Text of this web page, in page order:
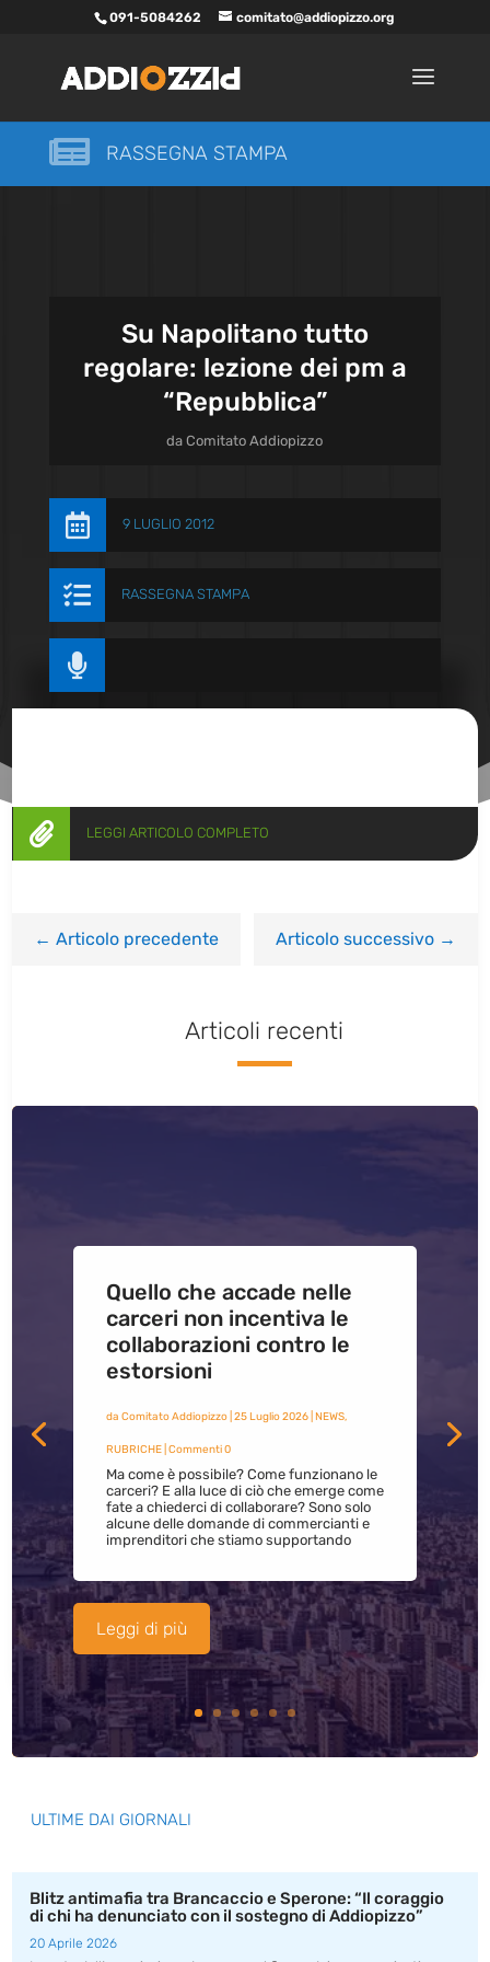
091-5084262 comitato@addiopizzo.org
 RASSEGNA STAMPA
Su Napolitano tutto
regolare: lezione dei pm a
“Repubblica”
daComitato Addiopizzo
 9 LUGLIO 2012
 RASSEGNA STAMPA

 LEGGI ARTICOLO COMPLETO
←Articolo precedente Articolo successivo→
Articoli recenti
Quello che accade nelle
carceri non incentiva le
collaborazioni contro le
estorsioni
da Comitato Addiopizzo| 25 Luglio 2026| NEWS,
RUBRICHE| Commenti 0
Ma come è possibile? Come funzionano le
carceri? E alla luce di ciò che emerge come
fate a chiederci di collaborare? Sono solo
alcune delle domande di commercianti e
imprenditori che stiamo supportando
Leggi di più
ULTIME DAI GIORNALI
Blitz antimafia tra Brancaccio e Sperone: “Il coraggio
di chi ha denunciato con il sostegno di Addiopizzo”
20 Aprile 2026